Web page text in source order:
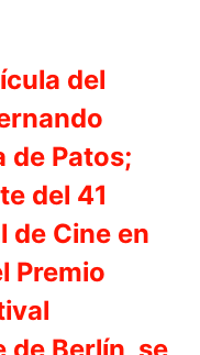
del
de Patos;
del 41
de Cine en
Premio